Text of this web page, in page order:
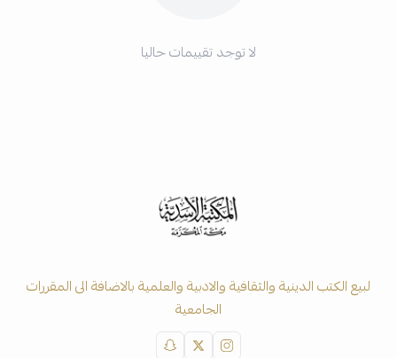
لا توجد تقييمات حاليا
لبيع الكتب الدينية والثقافية والادبية والعلمية بالاضافة الى المقررات
الجامعية